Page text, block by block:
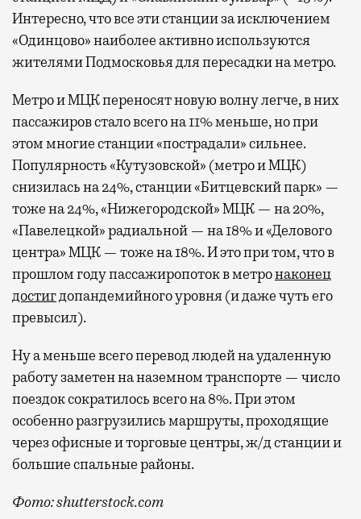
Интересно, что все эти станции за исключением
«Одинцово» наиболее активно используются
жителями Подмосковья для пересадки на метро.
Метро и МЦК переносят новую волну легче, в них
пассажиров стало всего на 11% меньше, но при
этом многие станции «пострадали» сильнее.
Популярность «Кутузовской» (метро и МЦК)
снизилась на 24%, станции «Битцевский парк» —
тоже на 24%, «Нижегородской» МЦК — на 20%,
«Павелецкой» радиальной — на 18% и «Делового
центра» МЦК — тоже на 18%. И это при том, что в
прошлом году пассажиропоток в метронаконец
достигдопандемийного уровня (и даже чуть его
превысил).
Ну а меньше всего перевод людей на удаленную
работу заметен на наземном транспорте — число
поездок сократилось всего на 8%. При этом
особенно разгрузились маршруты, проходящие
через офисные и торговые центры, ж/д станции и
большие спальные районы.
Фото: shutterstock.com